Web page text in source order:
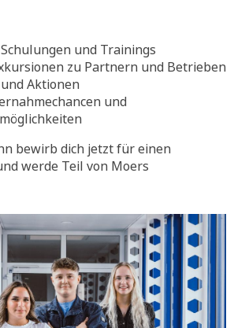
und Trainings
zu Partnern und Betrieben
Aktionen
und
bewirb dich jetzt für einen
werde Teil von Moers